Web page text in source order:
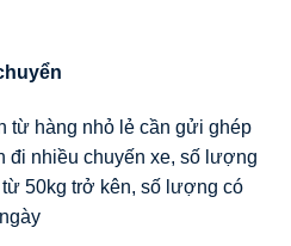
từ hàng nhỏ lẻ cần gửi ghép
đi nhiều chuyến xe, số lượng
50kg trở kên, số lượng có